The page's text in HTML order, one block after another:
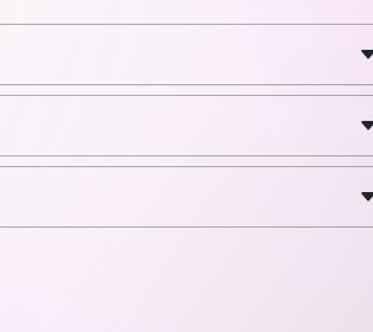
お知らせとなります。